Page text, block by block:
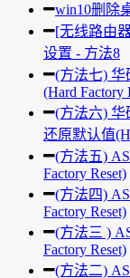
win10删除
[无线路由
设置 - 方法8
(方法七) 华
(Hard Factory
(方法六) 华
还原默认值
(方法五)
Factory Reset)
(方法四)
Factory Reset)
(方法三 )
Factory Reset)
(方法二)